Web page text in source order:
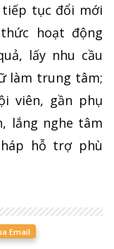
tiếp tục đổi mới
hoạt động
lấy nhu cầu
làm trung tâm;
viên, gần phụ
lắng nghe tâm
hỗ trợ phù
Email